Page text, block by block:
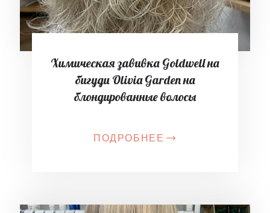
Химическая завивка Goldwell на
бигуди Olivia Garden на
блондированные волосы
ПОДРОБНЕЕ